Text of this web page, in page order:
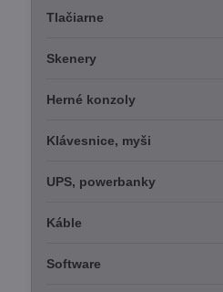
Tlačiarne
Skenery
Herné konzoly
Klávesnice, myši
UPS, powerbanky
Káble
Software